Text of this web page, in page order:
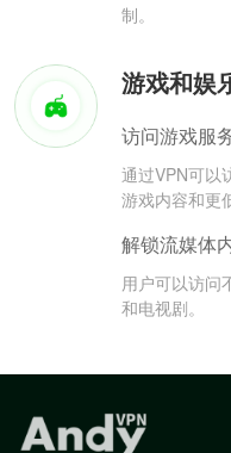
制。
游戏和娱
访问游戏服
通过VPN可以
游戏内容和更
解锁流媒体
用户可以访问
和电视剧。